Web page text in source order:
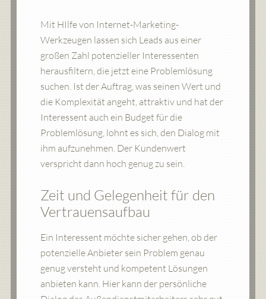
Mit HIlfe von Internet-Marketing-
Werkzeugen lassen sich Leads aus einer
großen Zahl potenzieller Interessenten
herausfiltern, die jetzt eine Problemlösung
suchen. Ist der Auftrag, was seinen Wert und
die Komplexität angeht, attraktiv und hat der
Interessent auch ein Budget für die
Problemlösung, lohnt es sich, den Dialog mit
ihm aufzunehmen. Der Kundenwert
verspricht dann hoch genug zu sein.
Zeit und Gelegenheit für den
Vertrauensaufbau
Ein Interessent möchte sicher gehen, ob der
potenzielle Anbieter sein Problem genau
genug versteht und kompetent Lösungen
anbieten kann. Hier kann der persönliche